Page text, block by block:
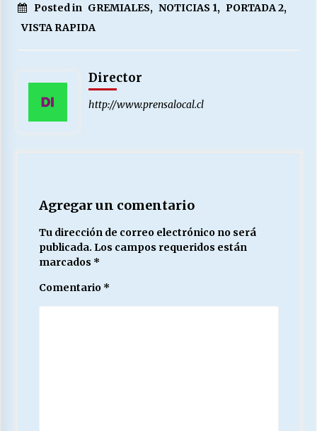
Posted in GREMIALES, NOTICIAS 1, PORTADA 2,
VISTA RAPIDA
Director
http://www.prensalocal.cl
Agregar un comentario
Tu dirección de correo electrónico no será
publicada. Los campos requeridos están
marcados *
Comentario *